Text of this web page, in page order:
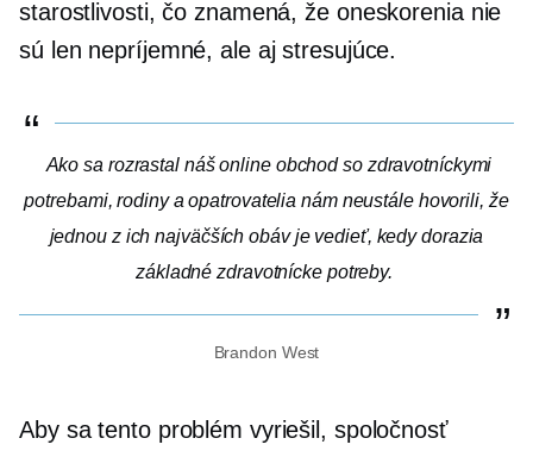
starostlivosti, čo znamená, že oneskorenia nie
sú len nepríjemné, ale aj stresujúce.
Ako sa rozrastal náš online obchod so zdravotníckymi
potrebami, rodiny a opatrovatelia nám neustále hovorili, že
jednou z ich najväčších obáv je vedieť, kedy dorazia
základné zdravotnícke potreby.
Brandon West
Aby sa tento problém vyriešil, spoločnosť